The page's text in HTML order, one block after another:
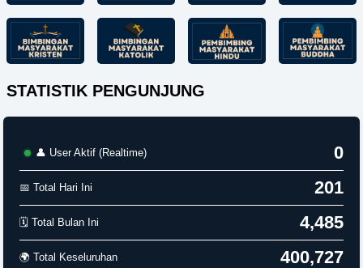
STATISTIK PENGUNJUNG
👤 User Aktif (Realtime) 0
📅 Total Hari Ini 201
🗓️ Total Bulan Ini 4,485
🌍 Total Keseluruhan 400,727